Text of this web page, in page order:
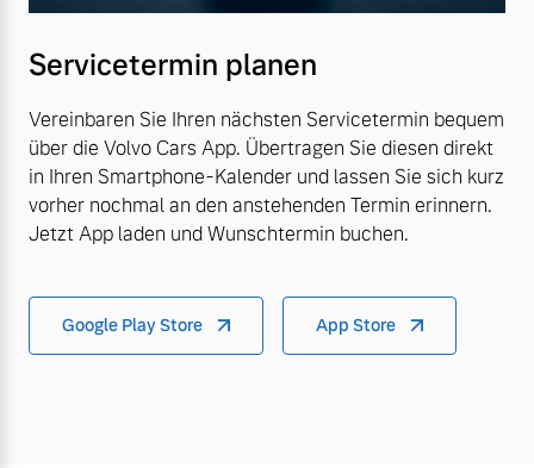
Servicetermin planen
Vereinbaren Sie Ihren nächsten Servicetermin bequem
über die Volvo Cars App. Übertragen Sie diesen direkt
in Ihren Smartphone-Kalender und lassen Sie sich kurz
vorher nochmal an den anstehenden Termin erinnern.
Jetzt App laden und Wunschtermin buchen.
Google Play Store App Store